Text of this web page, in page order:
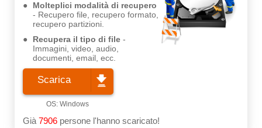
Molteplici modalità di recupero
Recupero file, recupero formato,
recupero partizioni.
Recupera il tipo di file
Immagini, video, audio,
documenti, email, ecc.
Scarica
Già 7906 persone l'hanno scaricato!